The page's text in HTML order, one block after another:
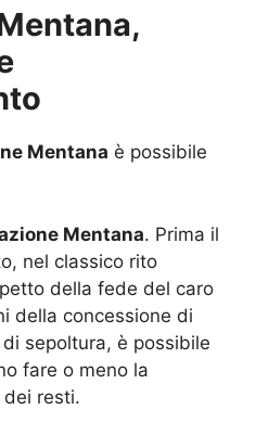
Mentana è possibile
Mentana. Prima il
nel classico rito
della fede del caro
della concessione di
sepoltura, è possibile
fare o meno la
dei resti.